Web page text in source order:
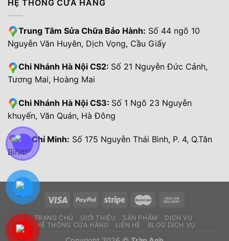
HỆ THỐNG CỬA HÀNG
Trung Tâm Sửa Chữa Bảo Hành: Số 44 ngõ 10
Nguyễn Văn Huyên, Dịch Vọng, Cầu Giấy
Chi Nhánh Hà Nội CS2: Số 21 Nguyễn Đức Cảnh,
Tương Mai, Hoàng Mai
Chi Nhánh Hà Nội CS3: Số 1 Ngõ 23 Nguyễn
khuyến, Văn Quán, Hà Đông
Hồ Chí Minh: Số 175 Nguyễn Thái Bình, P. 4, Q.Tân
Bình.
TRANG CHỦ GIỚI THIỆU SẢN PHẨM
DỊCH VỤ
HỆ THỐNG CỬA HÀNG
LIÊN HỆ BLOG DỊCH VỤ